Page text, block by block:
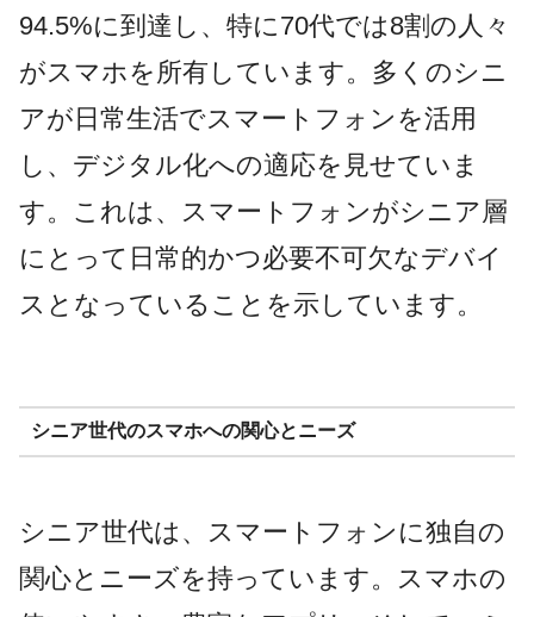
94.5%に到達し、特に70代では8割の人々
がスマホを所有しています。多くのシニ
アが日常生活でスマートフォンを活用
し、デジタル化への適応を見せていま
す。これは、スマートフォンがシニア層
にとって日常的かつ必要不可欠なデバイ
スとなっていることを示しています。
シニア世代のスマホへの関心とニーズ
シニア世代は、スマートフォンに独自の
関心とニーズを持っています。スマホの